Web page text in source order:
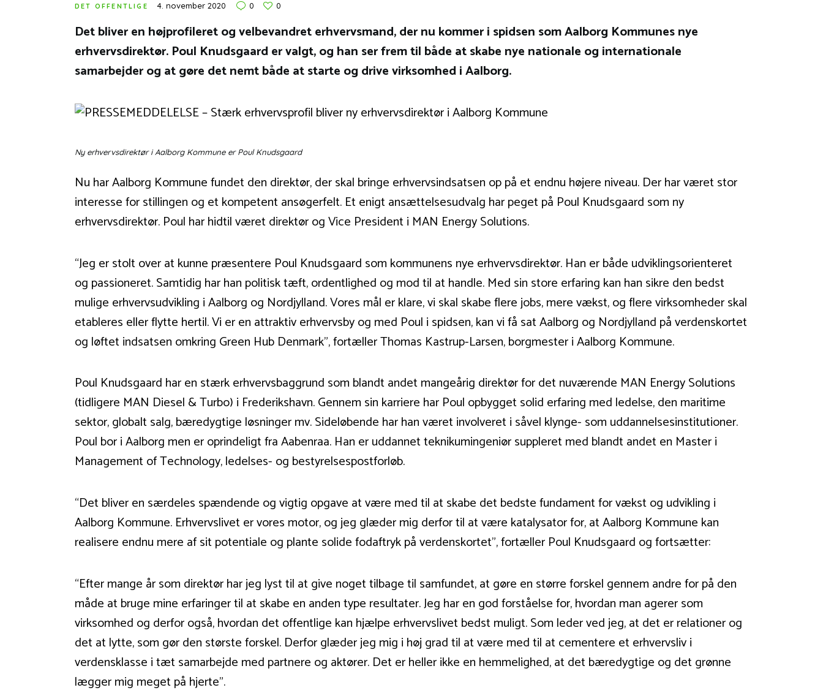
DET OFFENTLIGE 4. november 2020 0 0
Det bliver en højprofileret og velbevandret erhvervsmand, der nu kommer i spidsen som Aalborg Kommunes nye
erhvervsdirektør. Poul Knudsgaard er valgt, og han ser frem til både at skabe nye nationale og internationale
samarbejder og at gøre det nemt både at starte og drive virksomhed i Aalborg.
Ny erhvervsdirektør i Aalborg Kommune er Poul Knudsgaard
Nu har Aalborg Kommune fundet den direktør, der skal bringe erhvervsindsatsen op på et endnu højere niveau. Der har været stor
interesse for stillingen og et kompetent ansøgerfelt. Et enigt ansættelsesudvalg har peget på Poul Knudsgaard som ny
erhvervsdirektør. Poul har hidtil været direktør og Vice President i MAN Energy Solutions.
“Jeg er stolt over at kunne præsentere Poul Knudsgaard som kommunens nye erhvervsdirektør. Han er både udviklingsorienteret
og passioneret. Samtidig har han politisk tæft, ordentlighed og mod til at handle. Med sin store erfaring kan han sikre den bedst
mulige erhvervsudvikling i Aalborg og Nordjylland. Vores mål er klare, vi skal skabe flere jobs, mere vækst, og flere virksomheder skal
etableres eller flytte hertil. Vi er en attraktiv erhvervsby og med Poul i spidsen, kan vi få sat Aalborg og Nordjylland på verdenskortet
og løftet indsatsen omkring Green Hub Denmark”, fortæller Thomas Kastrup-Larsen, borgmester i Aalborg Kommune.
Poul Knudsgaard har en stærk erhvervsbaggrund som blandt andet mangeårig direktør for det nuværende MAN Energy Solutions
(tidligere MAN Diesel & Turbo) i Frederikshavn. Gennem sin karriere har Poul opbygget solid erfaring med ledelse, den maritime
sektor, globalt salg, bæredygtige løsninger mv. Sideløbende har han været involveret i såvel klynge- som uddannelsesinstitutioner.
Poul bor i Aalborg men er oprindeligt fra Aabenraa. Han er uddannet teknikumingeniør suppleret med blandt andet en Master i
Management of Technology, ledelses- og bestyrelsespostforløb.
“Det bliver en særdeles spændende og vigtig opgave at være med til at skabe det bedste fundament for vækst og udvikling i
Aalborg Kommune. Erhvervslivet er vores motor, og jeg glæder mig derfor til at være katalysator for, at Aalborg Kommune kan
realisere endnu mere af sit potentiale og plante solide fodaftryk på verdenskortet”, fortæller Poul Knudsgaard og fortsætter:
“Efter mange år som direktør har jeg lyst til at give noget tilbage til samfundet, at gøre en større forskel gennem andre for på den
måde at bruge mine erfaringer til at skabe en anden type resultater. Jeg har en god forståelse for, hvordan man agerer som
virksomhed og derfor også, hvordan det offentlige kan hjælpe erhvervslivet bedst muligt. Som leder ved jeg, at det er relationer og
det at lytte, som gør den største forskel. Derfor glæder jeg mig i høj grad til at være med til at cementere et erhvervsliv i
verdensklasse i tæt samarbejde med partnere og aktører. Det er heller ikke en hemmelighed, at det bæredygtige og det grønne
lægger mig meget på hjerte”.